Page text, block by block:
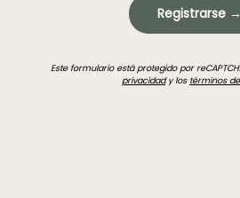
Registrarse →
Este formulario está protegido por
privacidady los términos